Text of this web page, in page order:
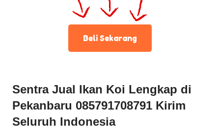
Beli Sekarang
Sentra Jual Ikan Koi Lengkap di
Pekanbaru 085791708791 Kirim
Seluruh Indonesia